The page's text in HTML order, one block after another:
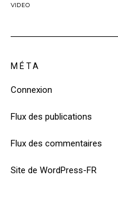
VIDEO
MÉTA
Connexion
Flux des publications
Flux des commentaires
Site de WordPress-FR